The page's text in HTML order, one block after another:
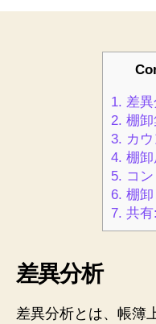
1. 差
2. 棚
3. カウ
4. 棚
5. コ
6. 棚卸
7. 共有:
差異分析
差異分析とは、帳簿